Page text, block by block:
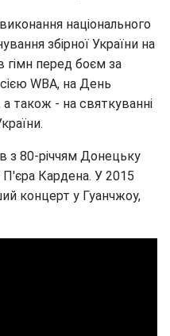
національного
збірної України на
гімн перед боєм за
WBA, на День
також - на святкуванні
з 80-річчям Донецьку
П'єра Кардена. У 2015
концерт у Гуанчжоу,